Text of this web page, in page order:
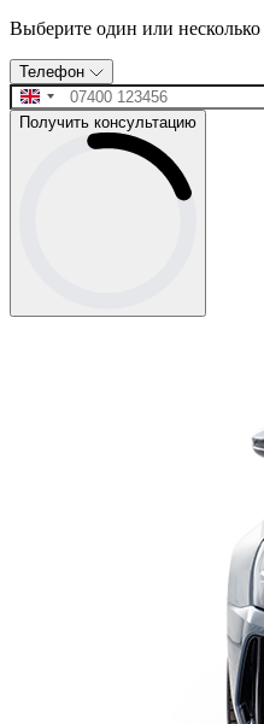
Выберите один или несколько
Телефон
Получить консультацию